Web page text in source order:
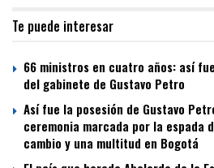
Te puede interesar
66 ministros en cuatro años: así
del gabinete de Gustavo Petro
Así fue la posesión de Gustavo
ceremonia marcada por la espada
cambio y una multitud en Bogotá